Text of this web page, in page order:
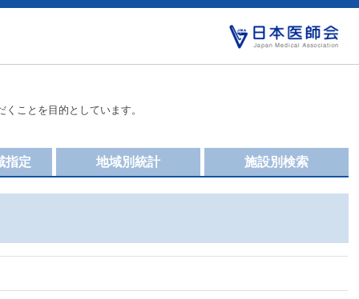
ことを目的としています。
施設別検索
地域別統計
指定